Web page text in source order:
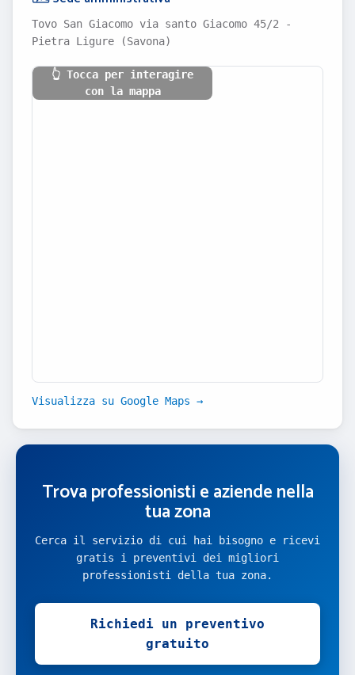
Tovo San Giacomo via santo Giacomo 45/2 -
Pietra Ligure (Savona)
👆 Tocca per interagire
con la mappa
Visualizza su Google Maps →
Trova professionisti e aziende nella
tua zona
Cerca il servizio di cui hai bisogno e ricevi
gratis i preventivi dei migliori
professionisti della tua zona.
Richiedi un preventivo
gratuito